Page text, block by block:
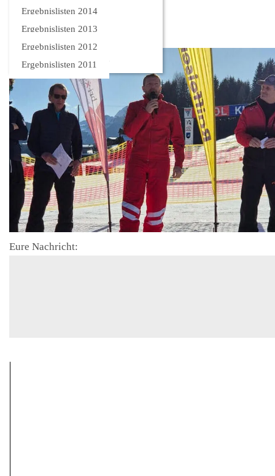
Ergebnislisten 2014
Ergebnislisten 2013
Ergebnislisten 2012
Ergebnislisten 2011
Bilder
Eure Nachricht: